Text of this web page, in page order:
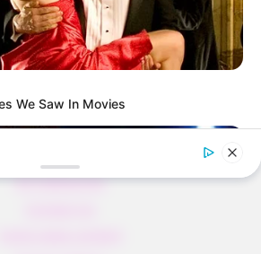
DRESSINGS
BBQ sauce
All Categories
We Saw In Movies